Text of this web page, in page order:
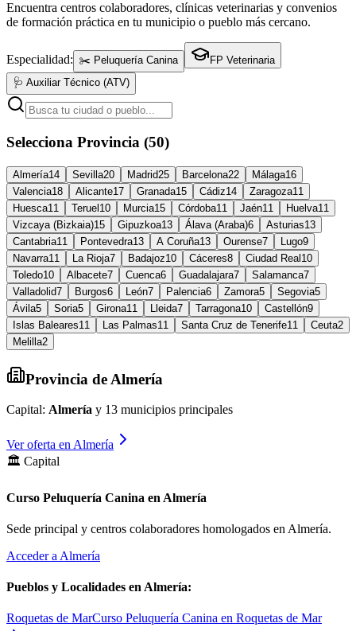
Encuentra centros colaboradores, clínicas veterinarias y convenios
de formación práctica en tu municipio o pueblo más cercano.
Especialidad: ✂️ Peluquería Canina
FP Veterinaria
🩺 Auxiliar Técnico (ATV)
Selecciona Provincia (50)
Almería14 Sevilla20 Madrid25 Barcelona22 Málaga16
Valencia18 Alicante17 Granada15 Cádiz14 Zaragoza11
Huesca11 Teruel 10 Murcia15 Córdoba11 Jaén11 Huelva11
Vizcaya (Bizkaia)15 Gipuzkoa13 Álava (Araba)6 Asturias13
Cantabria11 Pontevedra13 A Coruña13 Ourense7 Lugo9
Navarra11 La Rioja7 Badajoz10 Cáceres8 Ciudad Real 10
Toledo10 Albacete7 Cuenca6 Guadalajara7 Salamanca7
Valladolid7 Burgos6 León7 Palencia6 Zamora5 Segovia5
Ávila5 Soria5 Girona11 Lleida7 Tarragona10 Castellón9
Islas Baleares11 Las Palmas11 Santa Cruz de Tenerife11 Ceuta2
Melilla2
Provincia de Almería
Capital: Almería y 13 municipios principales
Ver oferta en Almería
🏛️ Capital
Curso Peluquería Canina en Almería
Sede principal y centros colaboradores homologados en Almería.
Acceder a Almería
Pueblos y Localidades en Almería:
Roquetas de MarCurso Peluquería Canina en Roquetas de Mar